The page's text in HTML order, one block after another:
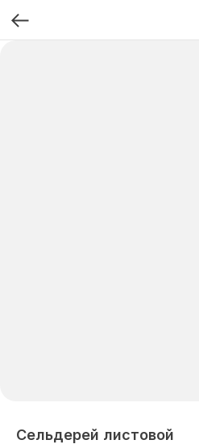
Сельдерей листовой